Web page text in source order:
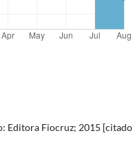
Editora Fiocruz; 2015 [citado